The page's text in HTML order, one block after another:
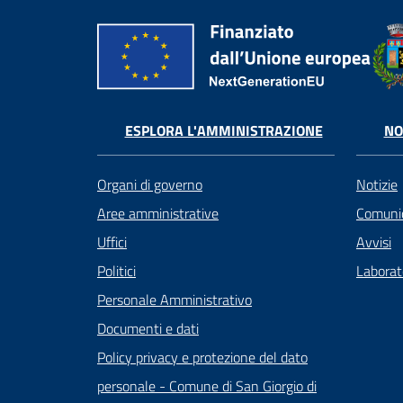
ESPLORA L'AMMINISTRAZIONE
Organi di governo
Aree amministrative
Uffici
Politici
Personale Amministrativo
Documenti e dati
Policy privacy e protezione del dato
personale - Comune di San Giorgio di
Notizie
Avvisi